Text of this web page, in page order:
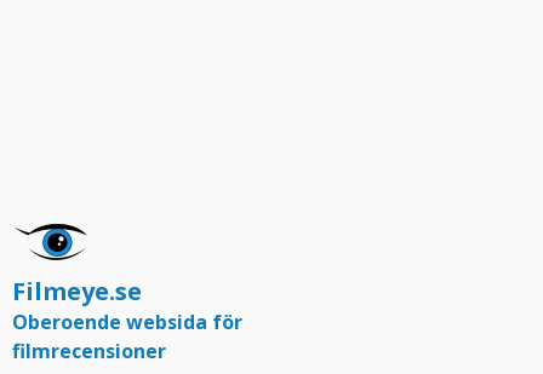
Filmeye.se
Oberoende websida för
filmrecensioner